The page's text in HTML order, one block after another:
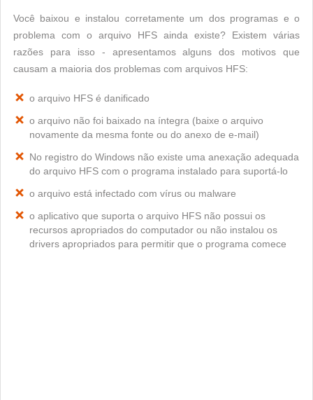
Você baixou e instalou corretamente um dos programas e o
problema com o arquivo HFS ainda existe? Existem várias
razões para isso - apresentamos alguns dos motivos que
causam a maioria dos problemas com arquivos HFS:
o arquivo HFS é danificado
o arquivo não foi baixado na íntegra (baixe o arquivo
novamente da mesma fonte ou do anexo de e-mail)
No registro do Windows não existe uma anexação adequada
do arquivo HFS com o programa instalado para suportá-lo
o arquivo está infectado com vírus ou malware
o aplicativo que suporta o arquivo HFS não possui os
recursos apropriados do computador ou não instalou os
drivers apropriados para permitir que o programa comece